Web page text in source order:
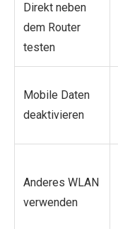
Direkt neben
dem Router
testen
Mobile Daten
deaktivieren
Anderes WLAN
verwenden